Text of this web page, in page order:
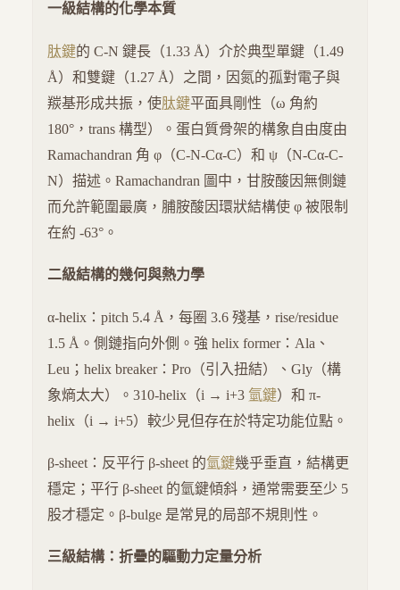
一級結構的化學本質
肽鍵的 C-N 鍵長（1.33 Å）介於典型單鍵（1.49
Å）和雙鍵（1.27 Å）之間，因氮的孤對電子與
羰基形成共振，使肽鍵平面具剛性（ω 角約
180°，trans 構型）。蛋白質骨架的構象自由度由
Ramachandran 角 φ（C-N-Cα-C）和 ψ（N-Cα-C-
N）描述。Ramachandran 圖中，甘胺酸因無側鏈
而允許範圍最廣，脯胺酸因環狀結構使 φ 被限制
在約 -63°。
二級結構的幾何與熱力學
α-helix：pitch 5.4 Å，每圈 3.6 殘基，rise/residue
1.5 Å。側鏈指向外側。強 helix former：Ala、
Leu；helix breaker：Pro（引入扭結）、Gly（構
象熵太大）。310-helix（i → i+3 氫鍵）和 π-
helix（i → i+5）較少見但存在於特定功能位點。
β-sheet：反平行 β-sheet 的氫鍵幾乎垂直，結構更
穩定；平行 β-sheet 的氫鍵傾斜，通常需要至少 5
股才穩定。β-bulge 是常見的局部不規則性。
三級結構：折疊的驅動力定量分析